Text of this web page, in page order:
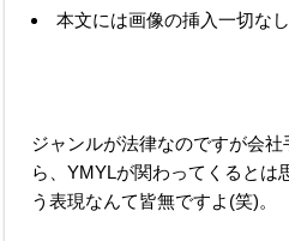
本文には画像の挿入一切なし
ジャンルが法律なのですが会
ら、YMYLが関わってくるとは
う表現なんて皆無ですよ(笑)。